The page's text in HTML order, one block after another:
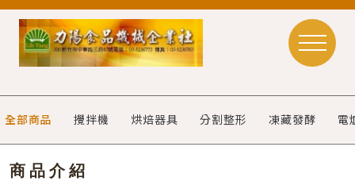
全部商品 攪拌機 烘焙器具 分割整形 凍藏發酵 電
商品介紹